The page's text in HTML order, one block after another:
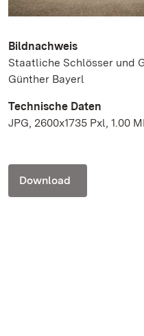
Bildnachweis
Staatliche Schlösser und
Günther Bayerl
Technische Daten
JPG, 2600x1735 Pxl, 1.00
Download